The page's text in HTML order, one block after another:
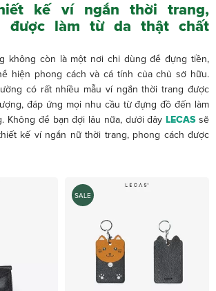
kế ví ngắn thời trang,
được làm từ da thật chất
không còn là một nơi chỉ dùng để đựng tiền,
hiện phong cách và cá tính của chủ sở hữu.
có rất nhiều mẫu ví ngắn thời trang được
đáp ứng mọi nhu cầu từ đựng đồ đến làm
Không để bạn đợi lâu nữa, dưới đâyLECASsẽ
kế ví ngắn nữ thời trang, phong cách được
SALE